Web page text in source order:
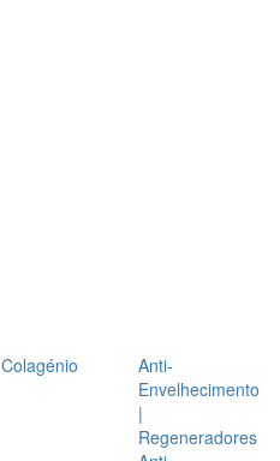
Colagénio
Anti-
Envelhecimento
|
Regeneradores